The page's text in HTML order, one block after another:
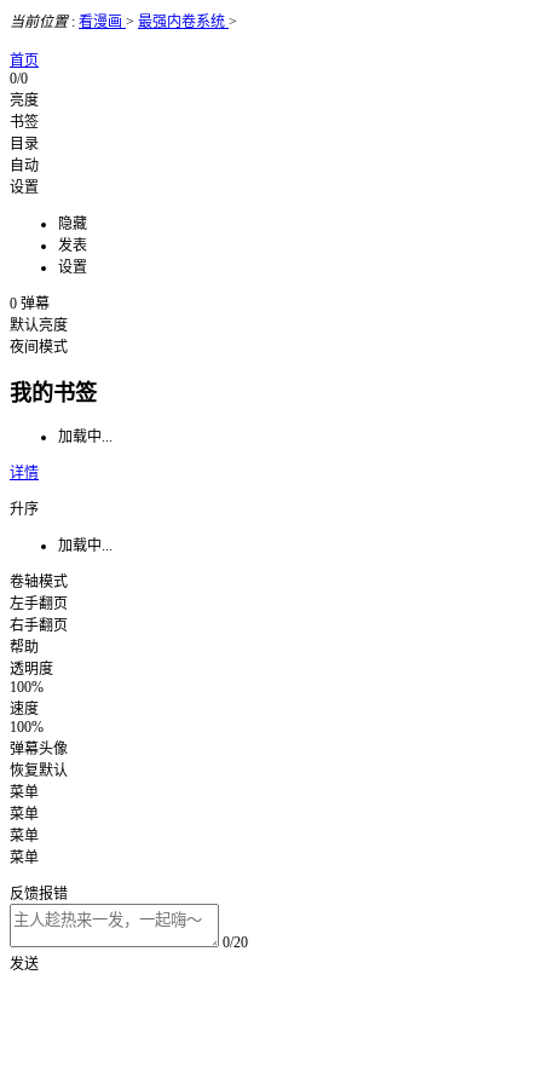
当前位置: 看漫画 > 最强内卷系统 >
首页
0/0
亮度
书签
目录
自动
设置
隐藏
发表
设置
0 弹幕
默认亮度
夜间模式
我的书签
加载中...
详情
升序
加载中...
卷轴模式
左手翻页
右手翻页
帮助
透明度
100%
速度
100%
弹幕头像
恢复默认
菜单
菜单
菜单
菜单
反馈报错
0/20
发送